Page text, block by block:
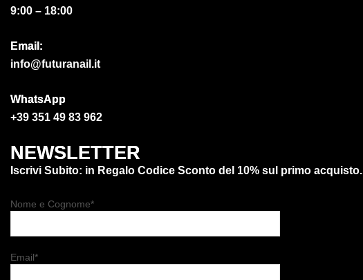
9:00 – 18:00
Email:
info@futuranail.it
WhatsApp
+39 351 49 83 962
NEWSLETTER
Iscrivi Subito: in Regalo Codice Sconto del 10% sul primo acquisto.
Nome e Cognome*
Email*